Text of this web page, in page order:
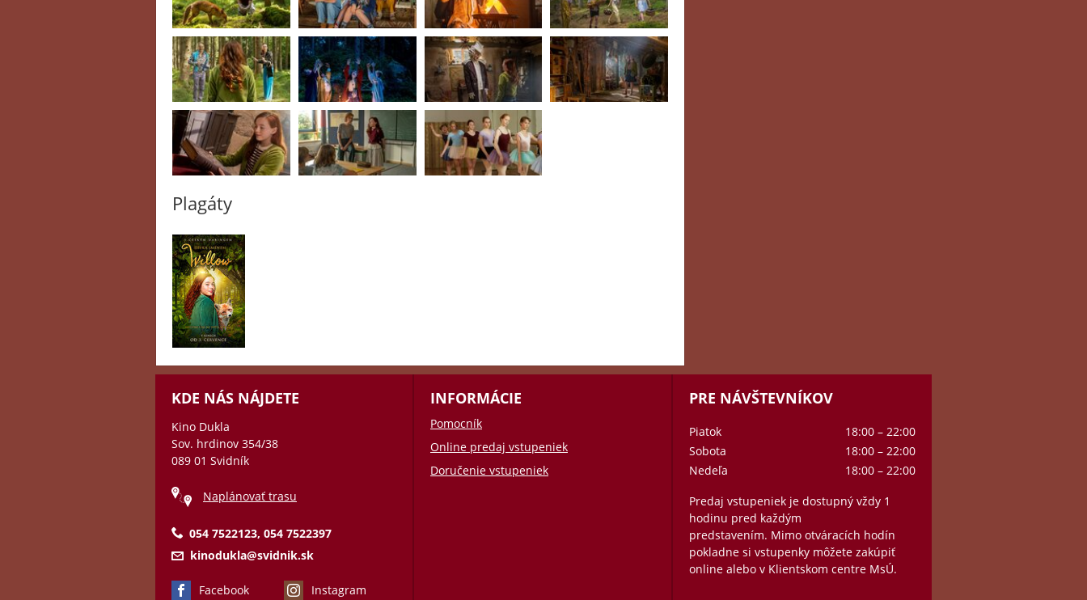
Plagáty
KDE NÁS NÁJDETE
Kino Dukla
Sov. hrdinov 354/38
089 01 Svidník
Naplánovať trasu
054 7522123, 054 7522397
kinodukla@svidnik.sk
Facebook Instagram
INFORMÁCIE
Pomocník
Online predaj vstupeniek
Doručenie vstupeniek
PRE NÁVŠTEVNÍKOV
Piatok
18:00 – 22:00
Sobota
18:00 – 22:00
Nedeľa
18:00 – 22:00
Predaj vstupeniek je dostupný vždy 1
hodinu pred každým
predstavením. Mimo otváracích hodín
pokladne si vstupenky môžete zakúpiť
online alebo v Klientskom centre MsÚ.